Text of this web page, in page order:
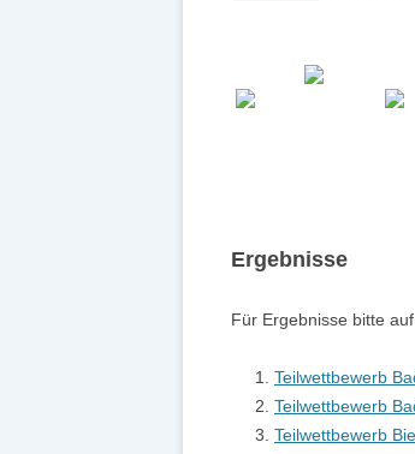
Ergebnisse
Für Ergebnisse bitte
Teilwettbewerb
Teilwettbewerb
Teilwettbewerb